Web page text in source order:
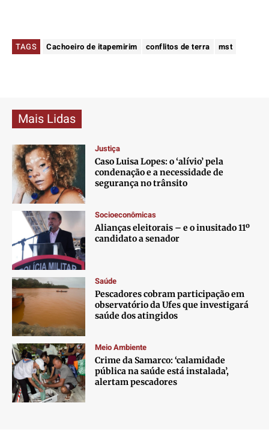
TAGS Cachoeiro de itapemirim conflitos de terra mst
Mais Lidas
Justiça
Caso Luisa Lopes: o ‘alívio’ pela
condenação e a necessidade de
segurança no trânsito
Socioeconômicas
Alianças eleitorais – e o inusitado 11º
candidato a senador
Saúde
Pescadores cobram participação em
observatório da Ufes que investigará
saúde dos atingidos
Meio Ambiente
Crime da Samarco: ‘calamidade
pública na saúde está instalada’,
alertam pescadores